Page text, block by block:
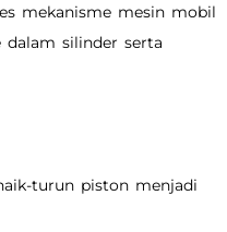
mekanisme mesin mobil
dalam silinder serta
turun piston menjadi